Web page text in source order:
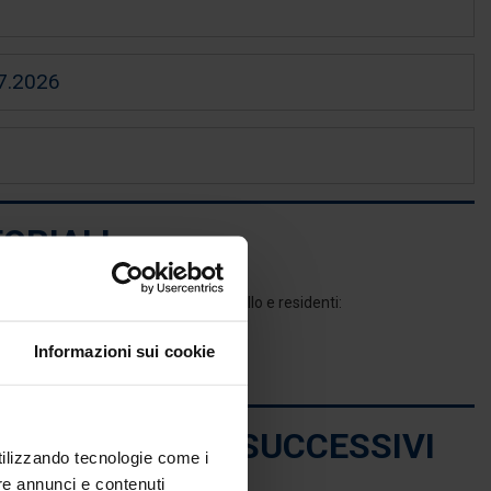
Informazioni sui cookie
tecnologie come i
annunci e contenuti
presso la sede di Città di Castello e residenti:
AD ANNI SUCCESSIVI